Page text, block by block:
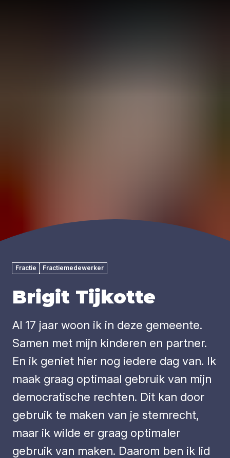
Fractie Fractiemedewerker
Brigit Tijkotte
Al 17 jaar woon ik in deze gemeente.
Samen met mijn kinderen en partner.
En ik geniet hier nog iedere dag van. Ik
maak graag optimaal gebruik van mijn
democratische rechten. Dit kan door
gebruik te maken van je stemrecht,
maar ik wilde er graag optimaler
gebruik van maken. Daarom ben ik lid